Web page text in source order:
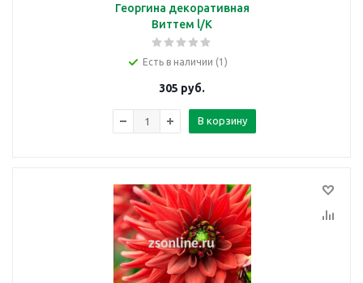
Георгина декоративная
Виттем l/К
Есть в наличии (1)
305 руб.
В корзину